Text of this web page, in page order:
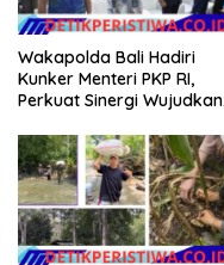
Wakapolda Bali Hadiri
Kunker Menteri PKP RI,
Perkuat Sinergi Wujudkan
Masyarakat